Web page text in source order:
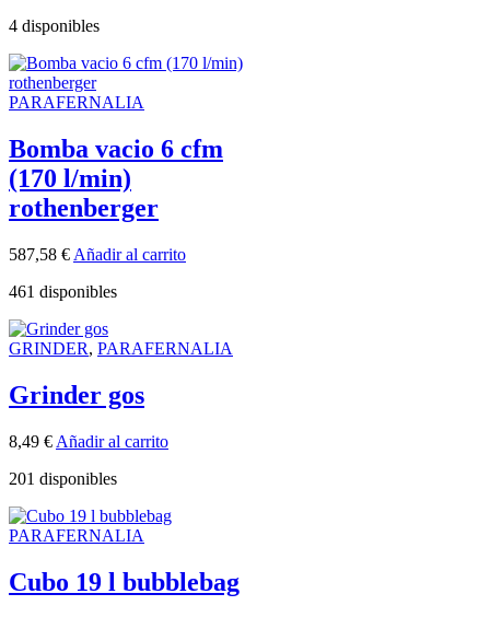
4 disponibles
PARAFERNALIA
Bomba vacio 6 cfm
(170 l/min)
rothenberger
587,58 € Añadir al carrito
461 disponibles
GRINDER, PARAFERNALIA
Grinder gos
8,49 € Añadir al carrito
201 disponibles
PARAFERNALIA
Cubo 19 l bubblebag